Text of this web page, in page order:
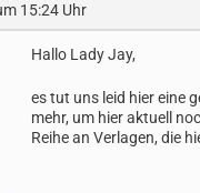
15:24 Uhr
Hallo Lady Jay,
es tut uns leid hier eine
mehr, um hier aktuell
Reihe an Verlagen, die